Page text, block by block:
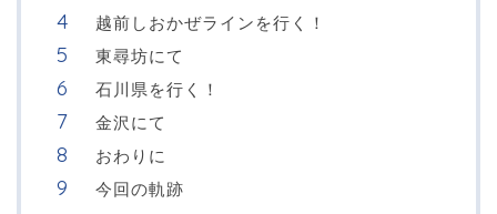
越前しおかぜラインを行く！
東尋坊にて
石川県を行く！
金沢にて
おわりに
今回の軌跡